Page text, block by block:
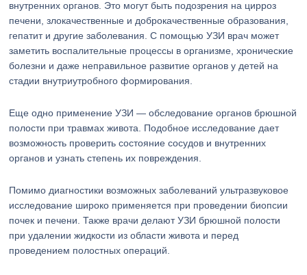
внутренних органов. Это могут быть подозрения на цирроз
печени, злокачественные и доброкачественные образования,
гепатит и другие заболевания. С помощью УЗИ врач может
заметить воспалительные процессы в организме, хронические
болезни и даже неправильное развитие органов у детей на
стадии внутриутробного формирования.
Еще одно применение УЗИ — обследование органов брюшной
полости при травмах живота. Подобное исследование дает
возможность проверить состояние сосудов и внутренних
органов и узнать степень их повреждения.
Помимо диагностики возможных заболеваний ультразвуковое
исследование широко применяется при проведении биопсии
почек и печени. Также врачи делают УЗИ брюшной полости
при удалении жидкости из области живота и перед
проведением полостных операций.